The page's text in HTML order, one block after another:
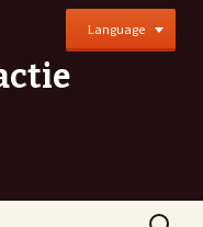
Language
Zoeken